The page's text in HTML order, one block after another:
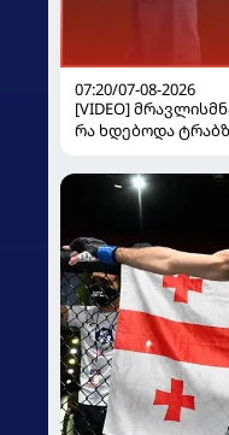
07:20/07-08-2026
[VIDEO]
რა ხდებოდა